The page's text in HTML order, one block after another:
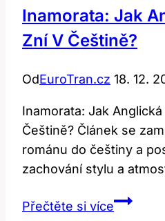
Inamorata: Jak
Zní V Češtině?
OdEuroTran.cz 18. 12.
Inamorata: Jak
Češtině? Článek se
románu do češtiny a
zachování stylu a
Přečtěte si více